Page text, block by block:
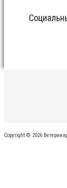
Copyright © 2026